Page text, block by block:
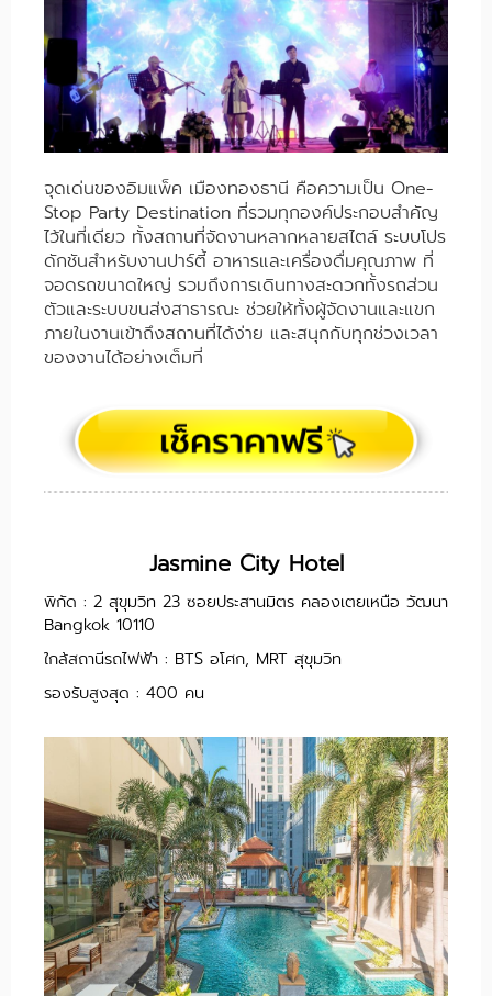
จุดเด่นของอิมแพ็ค เมืองทองธานี คือความเป็น One-
Stop Party Destination ที่รวมทุกองค์ประกอบสำคัญ
ไว้ในที่เดียว ทั้งสถานที่จัดงานหลากหลายสไตล์ ระบบโปร
ดักชันสำหรับงานปาร์ตี้ อาหารและเครื่องดื่มคุณภาพ ที่
จอดรถขนาดใหญ่ รวมถึงการเดินทางสะดวกทั้งรถส่วน
ตัวและระบบขนส่งสาธารณะ ช่วยให้ทั้งผู้จัดงานและแขก
ภายในงานเข้าถึงสถานที่ได้ง่าย และสนุกกับทุกช่วงเวลา
ของงานได้อย่างเต็มที่
Jasmine City Hotel
พิกัด : 2 สุขุมวิท 23 ซอยประสานมิตร คลองเตยเหนือ วัฒนา
Bangkok 10110
ใกล้สถานีรถไฟฟ้า : BTS อโศก, MRT สุขุมวิท
รองรับสูงสุด : 400 คน